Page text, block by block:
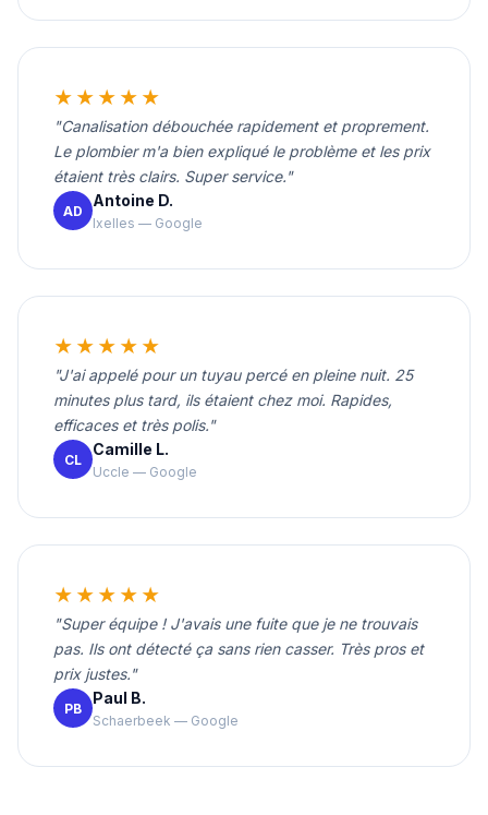
★★★★★
"Canalisation débouchée rapidement et proprement.
Le plombier m'a bien expliqué le problème et les prix
étaient très clairs. Super service."
AD
Antoine D.
Ixelles — Google
★★★★★
"J'ai appelé pour un tuyau percé en pleine nuit. 25
minutes plus tard, ils étaient chez moi. Rapides,
efficaces et très polis."
CL
Camille L.
Uccle — Google
★★★★★
"Super équipe ! J'avais une fuite que je ne trouvais
pas. Ils ont détecté ça sans rien casser. Très pros et
prix justes."
PB
Paul B.
Schaerbeek — Google